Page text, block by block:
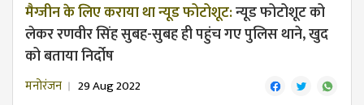
मैग्जीन के लिए कराया था न्यूड फोटोशूट:न्यूड फोटोशूट को
लेकर रणवीर सिंह सुबह-सुबह ही पहुंच गए पुलिस थाने, खुद
को बताया निर्दोष
मनोरंजन 29 Aug 2022